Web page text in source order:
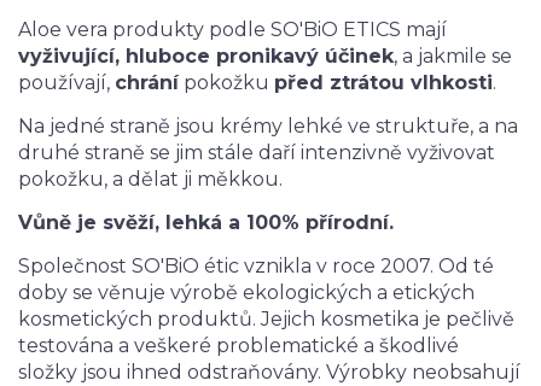
Aloe vera produkty podle SO'BiO ETICS mají
vyživující, hluboce pronikavý účinek, a jakmile se
používají, chránípokožku před ztrátou vlhkosti.
Na jedné straně jsou krémy lehké ve struktuře, a na
druhé straně se jim stále daří intenzivně vyživovat
pokožku, a dělat ji měkkou.
Vůně je svěží, lehká a 100% přírodní.
Společnost SO'BiO étic vznikla v roce 2007. Od té
doby se věnuje výrobě ekologických a etických
kosmetických produktů. Jejich kosmetika je pečlivě
testována a veškeré problematické a škodlivé
složky jsou ihned odstraňovány. Výrobky neobsahují